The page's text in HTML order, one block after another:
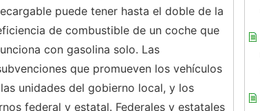
puede tener hasta el doble de la
de combustible de un coche que
con gasolina solo. Las
que promueven los vehículos
unidades del gobierno local, y los
federal y estatal. Federales y estatales